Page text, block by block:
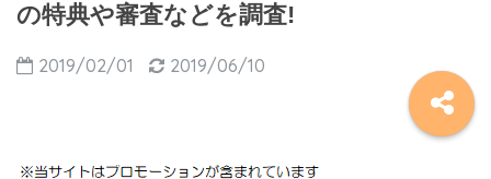
の特典や審査などを調査!
2019/02/01 2019/06/10